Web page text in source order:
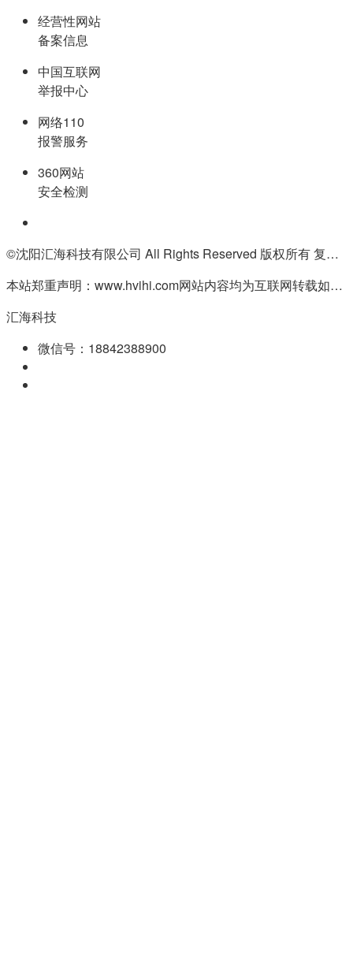
经营性网站
备案信息
中国互联网
举报中心
网络110
报警服务
360网站
安全检测
©沈阳汇海科技有限公司 All Rights Reserved 版权所有 复制必究
本站郑重声明：www.hvihi.com网站内容均为互联网转载如有侵权请联系QQ:55506560删除
汇海科技
微信号：18842388900